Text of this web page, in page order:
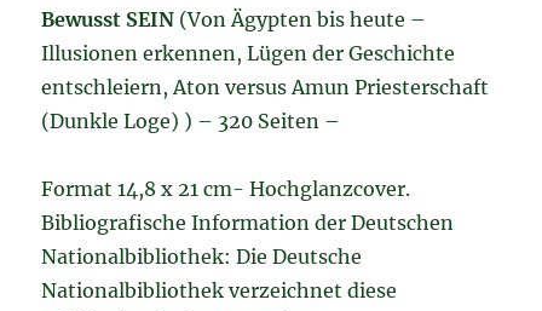
Bewusst SEIN (Von Ägypten bis heute –
Illusionen erkennen, Lügen der Geschichte
entschleiern, Aton versus Amun Priesterschaft
(Dunkle Loge) ) – 320 Seiten –
Format 14,8 x 21 cm- Hochglanzcover.
Bibliografische Information der Deutschen
Nationalbibliothek: Die Deutsche
Nationalbibliothek verzeichnet diese